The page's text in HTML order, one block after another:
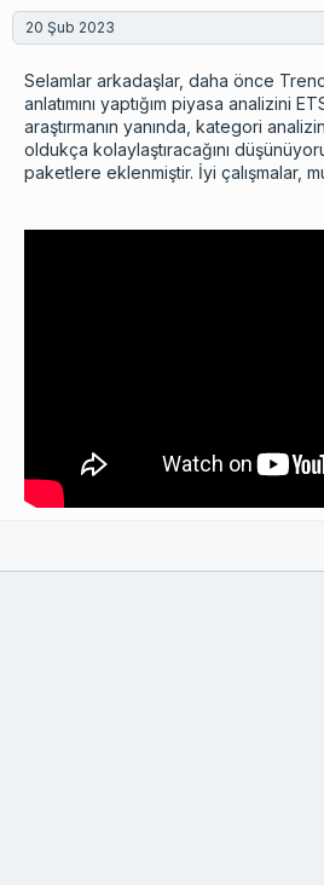
ı
ç
a
r
i
h
i
20 Şub 2023
Selamlar arkadaşlar, daha önce
anlatımını yaptığım piyasa analizini
araştırmanın yanında, kategori
oldukça kolaylaştıracağını
paketlere eklenmiştir. İyi çalışmalar,